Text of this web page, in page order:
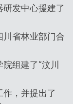
发中心援建了
川省林业部门合
组建了“汶川
，并提出了